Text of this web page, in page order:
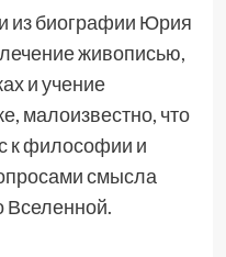
из биографии Юрия
живописью,
и учение
малоизвестно, что
к философии и
смысла
Вселенной.